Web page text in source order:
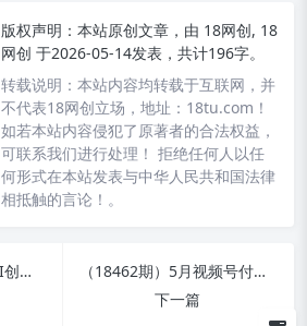
版权声明： 本站原创文章，由 18网创, 18
网创 于2026-05-14发表，共计196字。
转载说明： 本站内容均转载于互联网，并
不代表18网创立场，地址：18tu.com！
如若本站内容侵犯了原著者的合法权益，
可联系我们进行处理！ 拒绝任何人以任
何形式在本站发表与中华人民共和国法律
相抵触的言论！。
想靠AI升级创意？《AI创意大师课》给工作流，做campaign级作品，作品集更亮眼【原创双语字幕】
（18462期）5月视频号付费投流实战课：揭秘控成本与放量、成交与ROI核心决策逻辑
下一篇